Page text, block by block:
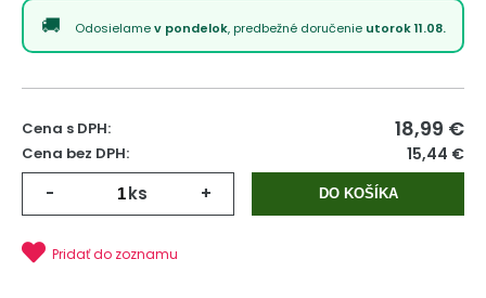
Odosielamev pondelok, predbežné doručenie utorok 11.08.
Cena s DPH: 18,99 €
Cena bez DPH: 15,44 €
- ks + DO KOŠÍKA
Pridať do zoznamu